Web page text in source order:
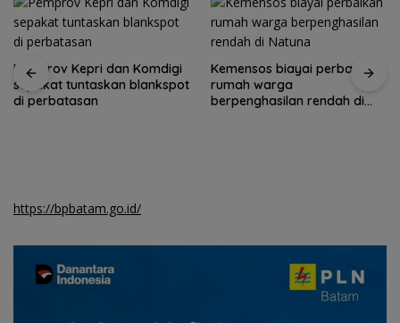
Pemprov Kepri dan Komdigi
sepakat tuntaskan blankspot
di perbatasan
Kemensos biayai perbaikan
rumah warga
berpenghasilan rendah di
https://bpbatam.go.id/